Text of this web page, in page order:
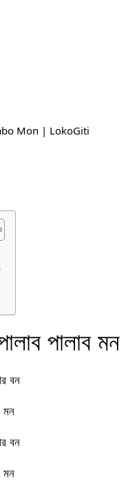
Mon | LokoGiti
পালাব মন
বন
মন
বন
মন